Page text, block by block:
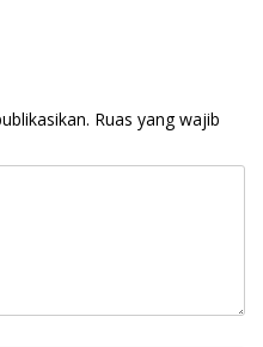
Ruas yang wajib